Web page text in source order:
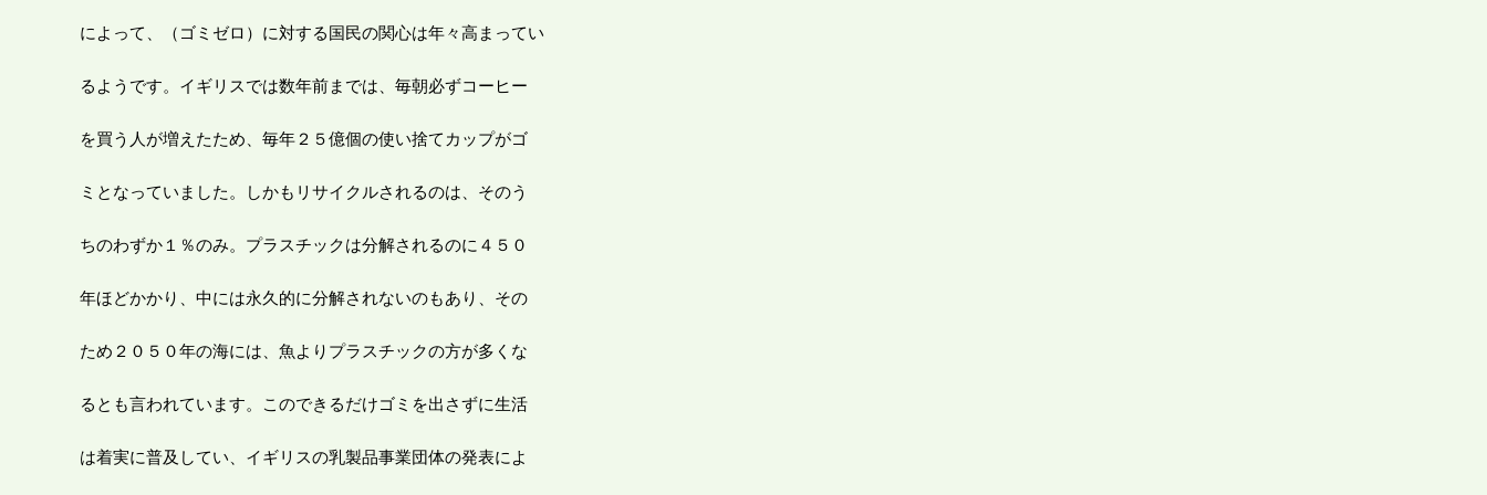
によって、（ゴミゼロ）に対する国民の関心は年々高まってい
るようです。イギリスでは数年前までは、毎朝必ずコーヒー
を買う人が増えたため、毎年２５億個の使い捨てカップがゴ
ミとなっていました。しかもリサイクルされるのは、そのう
ちのわずか１％のみ。プラスチックは分解されるのに４５０
年ほどかかり、中には永久的に分解されないのもあり、その
ため２０５０年の海には、魚よりプラスチックの方が多くな
るとも言われています。このできるだけゴミを出さずに生活
は着実に普及してい、イギリスの乳製品事業団体の発表によ